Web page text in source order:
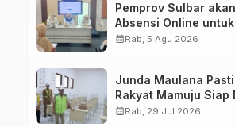
Pemprov Sulbar
Absensi Online untuk
calendar_monthRab, 5 Agu 2026
Junda Maulana
Rakyat Mamuju Siap
calendar_monthRab, 29 Jul 2026